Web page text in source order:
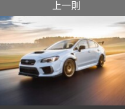
上一則